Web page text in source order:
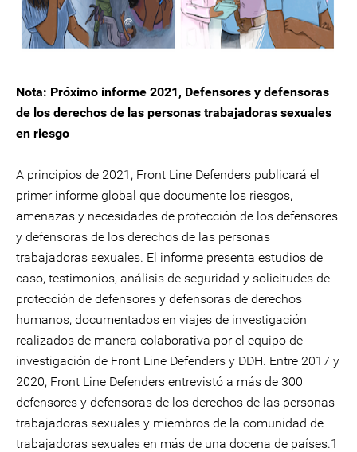
Nota: Próximo informe 2021, Defensores y defensoras
de los derechos de las personas trabajadoras sexuales
en riesgo
A principios de 2021, Front Line Defenders publicará el
primer informe global que documente los riesgos,
amenazas y necesidades de protección de los defensores
y defensoras de los derechos de las personas
trabajadoras sexuales. El informe presenta estudios de
caso, testimonios, análisis de seguridad y solicitudes de
protección de defensores y defensoras de derechos
humanos, documentados en viajes de investigación
realizados de manera colaborativa por el equipo de
investigación de Front Line Defenders y DDH. Entre 2017 y
2020, Front Line Defenders entrevistó a más de 300
defensores y defensoras de los derechos de las personas
trabajadoras sexuales y miembros de la comunidad de
trabajadoras sexuales en más de una docena de países.1